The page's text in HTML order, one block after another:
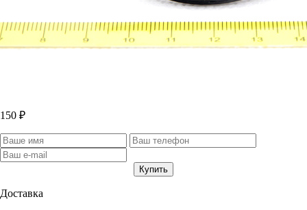
150 ₽
Доставка